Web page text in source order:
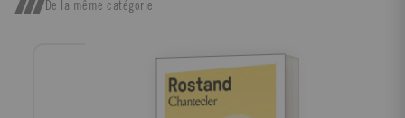
mortes. John Cowper Powys
De la même catégorie